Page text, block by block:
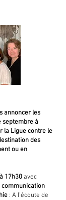
annoncer les
septembre à
la Ligue contre le
des
ou en
17h30 avec
: A l'écoute de